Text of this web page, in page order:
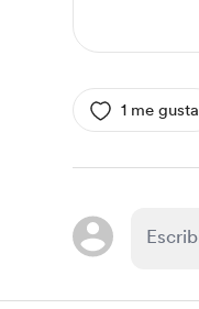
1 me gusta